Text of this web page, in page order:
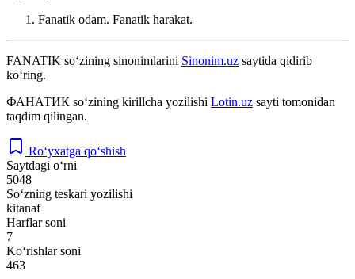
Fanatik odam. Fanatik harakat.
FANATIK so‘zining sinonimlarini Sinonim.uz saytida qidirib
ko‘ring.
ФАНАТИК so‘zining kirillcha yozilishi Lotin.uz sayti tomonidan
taqdim qilingan.
Ro‘yxatga qo‘shish
Saytdagi o‘rni
5048
So‘zning teskari yozilishi
kitanaf
Harflar soni
7
Ko‘rishlar soni
463